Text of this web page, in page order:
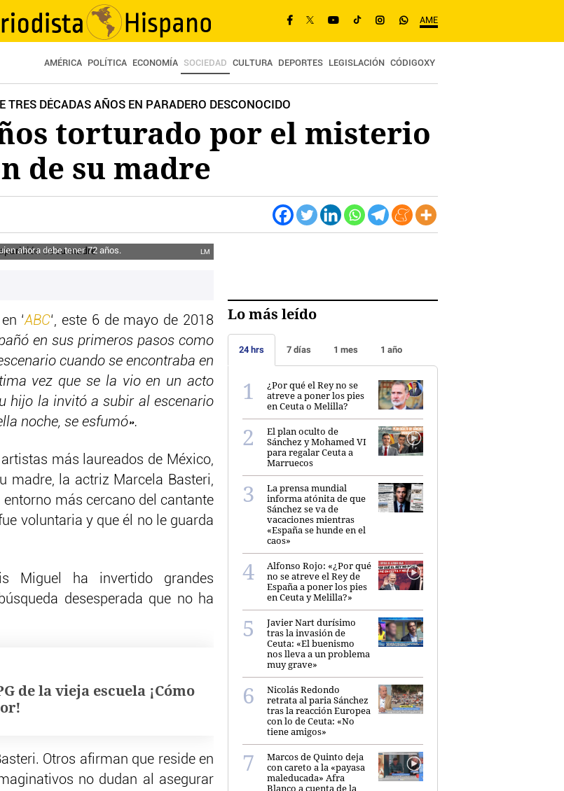
AME
AMÉRICA POLÍTICA ECONOMÍA SOCIEDAD CULTURA DEPORTES LEGISLACIÓN CÓDIGOXY
DÉCADAS AÑOS EN PARADERO DESCONOCIDO
torturado por el misterio
de su madre
ahora debe tener 72 años. LM
en ‘ABC‘, este 6 de mayo de 2018
en sus primeros pasos como
cuando se encontraba en
vez que se la vio en un acto
hijo la invitó a subir al escenario
noche, se esfumó».
más laureados de México,
madre, la actriz Marcela Basteri,
entorno más cercano del cantante
voluntaria y que él no le guarda
Miguel ha invertido grandes
desesperada que no ha
de la vieja escuela ¡Cómo
Otros afirman que reside en
no dudan al asegurar
Lo más leído
24 hrs 7 días 1 mes 1 año
¿Por qué el Rey no se
atreve a poner los pies
en Ceuta o Melilla?
El plan oculto de
Sánchez y Mohamed VI
para regalar Ceuta a
Marruecos
La prensa mundial
informa atónita de que
Sánchez se va de
vacaciones mientras
«España se hunde en el
caos»
Alfonso Rojo: «¿Por qué
no se atreve el Rey de
España a poner los pies
en Ceuta y Melilla?»
Javier Nart durísimo
tras la invasión de
Ceuta: «El buenismo
nos lleva a un problema
muy grave»
Nicolás Redondo
retrata al paria Sánchez
tras la reacción Europea
con lo de Ceuta: «No
tiene amigos»
Marcos de Quinto deja
con careto a la «payasa
maleducada» Afra
Blanco a cuenta de la